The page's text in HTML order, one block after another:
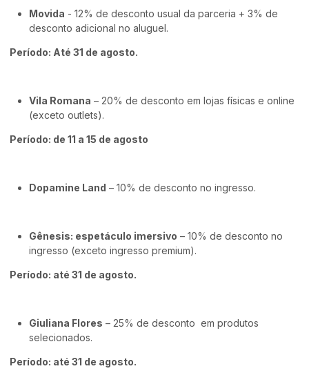
Movida - 12% de desconto usual da parceria + 3% de
desconto adicional no aluguel.
Período: Até 31 de agosto.
Vila Romana – 20% de desconto em lojas físicas e online
(exceto outlets).
Período: de 11 a 15 de agosto
Dopamine Land – 10% de desconto no ingresso.
Gênesis: espetáculo imersivo – 10% de desconto no
ingresso (exceto ingresso premium).
Período: até 31 de agosto.
Giuliana Flores – 25% de desconto em produtos
selecionados.
Período: até 31 de agosto.